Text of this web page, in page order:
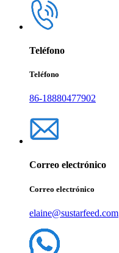
Teléfono
Teléfono
86-18880477902
Correo electrónico
Correo electrónico
elaine@sustarfeed.com